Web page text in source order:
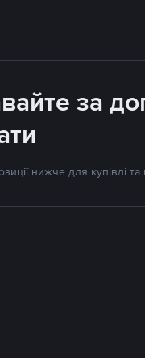
за
нижче для купівлі